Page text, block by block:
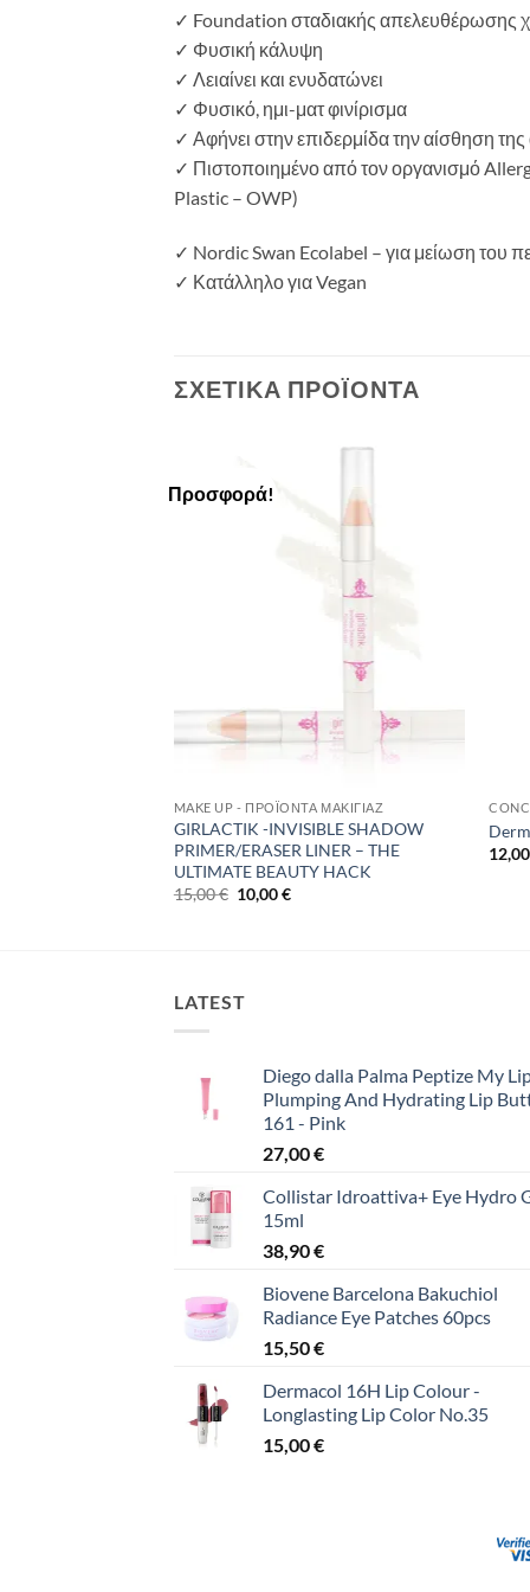
✓ Foundation σταδιακής απελευθέρωσης
✓ Φυσική κάλυψη
✓ Λειαίνει και ενυδατώνει
✓ Φυσικό, ημι-ματ φινίρισμα
✓ Αφήνει στην επιδερμίδα την αίσθηση
✓ Πιστοποιημένο από τον οργανισμό
Plastic – OWP)
✓ Nordic Swan Ecolabel – για μείωση του
✓ Κατάλληλο για Vegan
ΣΧΕΤΙΚΆ ΠΡΟΪΌΝΤΑ
Προσφορά!
MAKE UP - ΠΡΟΪΌΝΤΑ ΜΑΚΙΓΙΆΖ
GIRLACTIK -INVISIBLE SHADOW
PRIMER/ERASER LINER – THE
ULTIMATE BEAUTY HACK
15,00€ Original
10,00€Η
LATEST
Diego dalla Palma Peptize My
Plumping And Hydrating Lip
161 - Pink
27,00€
Collistar Idroattiva+ Eye Hydro
15ml
38,90€
Biovene Barcelona Bakuchiol
Radiance Eye Patches 60pcs
15,50€
Dermacol 16H Lip Colour -
Longlasting Lip Color No.35
15,00€